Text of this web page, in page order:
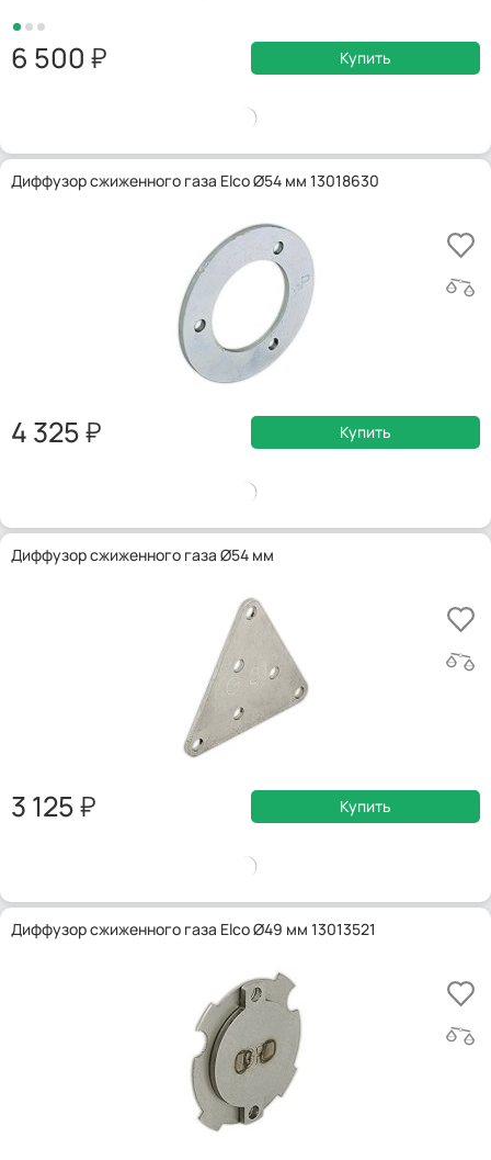
6 500 Купить
Диффузор сжиженного газа Elco Ø54 мм 13018630
4 325 Купить
Диффузор сжиженного газа Ø54 мм
3 125 Купить
Диффузор сжиженного газа Elco Ø49 мм 13013521